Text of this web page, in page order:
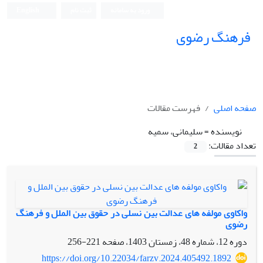
فرهنگ رضوی
صفحه اصلی
فهرست مقالات
نویسنده =سلیمانی، سمیه
تعداد مقالات:
2
واکاوی مولفه های عدالت بین نسلی در حقوق بین الملل و فرهنگ
رضوی
دوره 12، شماره 48، زمستان 1403، صفحه
221-256
https://doi.org/10.22034/farzv.2024.405492.1892